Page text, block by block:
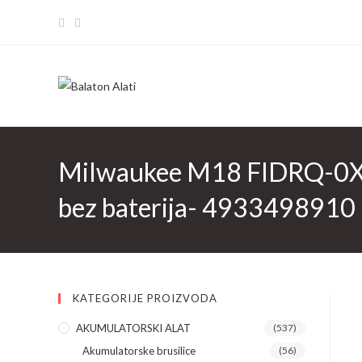
Milwaukee M18 FIDRQ-
bez baterija- 4933498910
KATEGORIJE PROIZVODA
AKUMULATORSKI ALAT (537)
Akumulatorske brusilice (56)